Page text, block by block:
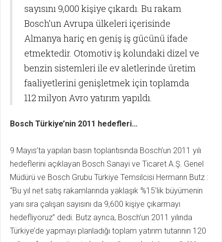
sayısını 9,000 kişiye çıkardı. Bu rakam
Bosch’un Avrupa ülkeleri içerisinde
Almanya hariç en geniş iş gücünü ifade
etmektedir. Otomotiv iş kolundaki dizel ve
benzin sistemleri ile ev aletlerinde üretim
faaliyetlerini genişletmek için toplamda
112 milyon Avro yatırım yapıldı.
Bosch Türkiye’nin 2011 hedefleri…
9 Mayıs’ta yapılan basın toplantısında Bosch’un 2011 yılı
hedeflerini açıklayan Bosch Sanayi ve Ticaret A.Ş. Genel
Müdürü ve Bosch Grubu Türkiye Temsilcisi Hermann Butz :
“Bu yıl net satış rakamlarında yaklaşık %15’lik büyümenin
yanı sıra çalışan sayısını da 9,600 kişiye çıkarmayı
hedefliyoruz” dedi. Butz ayrıca, Bosch’un 2011 yılında
Türkiye’de yapmayı planladığı toplam yatırım tutarının 120